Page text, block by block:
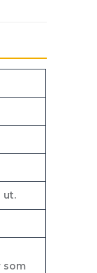
ut.
som